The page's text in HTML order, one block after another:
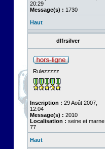
20:29
Message(s) : 1730
Haut
dlfrsilver
Rulezzzzz
Inscription : 29 Août 2007,
12:04
Message(s) : 2010
Localisation : seine et marne
77
Haut